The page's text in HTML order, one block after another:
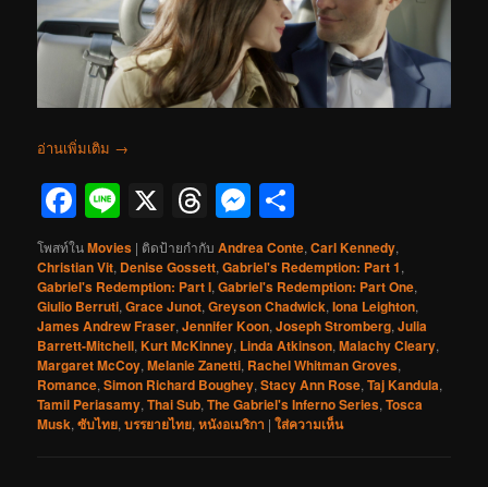
อ่านเพิ่มเติม →
Facebook
Line
X Threads
Messenger
โพสท์ในMovies | ติดป้ายกำกับ Andrea Conte,Carl Kennedy,
Christian Vit, Denise Gossett,Gabriel's Redemption: Part 1,
Gabriel's Redemption: Part I,Gabriel's Redemption: Part One,
Giulio Berruti,Grace Junot,Greyson Chadwick,Iona Leighton,
James Andrew Fraser,Jennifer Koon,Joseph Stromberg,Julia
Barrett-Mitchell,Kurt McKinney, Linda Atkinson,Malachy Cleary,
Margaret McCoy,Melanie Zanetti, Rachel Whitman Groves,
Romance,Simon Richard Boughey,Stacy Ann Rose,Taj Kandula,
Tamil Periasamy,Thai Sub,The Gabriel's Inferno Series,Tosca
Musk,ซับไทย,บรรยายไทย,หนังอเมริกา |ใส่ความเห็น